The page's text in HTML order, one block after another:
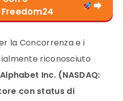
la Concorrenza e i
riconosciuto
Alphabet Inc. (NASDAQ:
con status di